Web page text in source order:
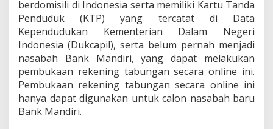
berdomisili di Indonesia serta memiliki Kartu Tanda
Penduduk (KTP) yang tercatat di Data
Kependudukan Kementerian Dalam Negeri
Indonesia (Dukcapil), serta belum pernah menjadi
nasabah Bank Mandiri, yang dapat melakukan
pembukaan rekening tabungan secara online ini.
Pembukaan rekening tabungan secara online ini
hanya dapat digunakan untuk calon nasabah baru
Bank Mandiri.